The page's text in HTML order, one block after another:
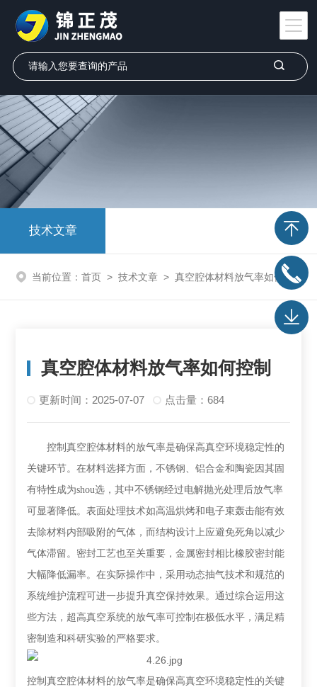
技术文章
当前位置： 首页 > 技术文章 > 真空腔体材料放气率如何控制
真空腔体材料放气率如何控制
更新时间：2025-07-07 点击量：684
控制真空腔体材料的放气率是确保高真空环境稳定性的
关键环节。在材料选择方面，不锈钢、铝合金和陶瓷因其固
有特性成为shou选，其中不锈钢经过电解抛光处理后放气率
可显著降低。表面处理技术如高温烘烤和电子束轰击能有效
去除材料内部吸附的气体，而结构设计上应避免死角以减少
气体滞留。密封工艺也至关重要，金属密封相比橡胶密封能
大幅降低漏率。在实际操作中，采用动态抽气技术和规范的
系统维护流程可进一步提升真空保持效果。通过综合运用这
些方法，超高真空系统的放气率可控制在极低水平，满足精
密制造和科研实验的严格要求。
控制真空腔体材料的放气率是确保高真空环境稳定性的关键